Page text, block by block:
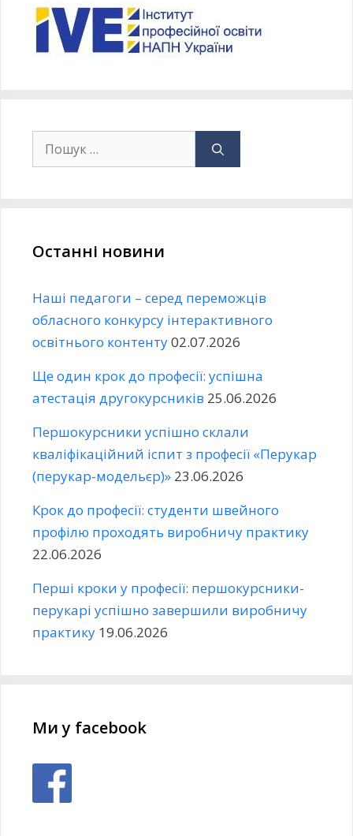
Останні новини
Наші педагоги – серед переможців
обласного конкурсу інтерактивного
освітнього контенту02.07.2026
Ще один крок до професії: успішна
атестація другокурсників 25.06.2026
Першокурсники успішно склали
кваліфікаційний іспит з професії «Перукар
(перукар-модельєр)» 23.06.2026
Крок до професії: студенти швейного
профілю проходять виробничу практику
22.06.2026
Перші кроки у професії: першокурсники-
перукарі успішно завершили виробничу
практику 19.06.2026
Ми у facebook